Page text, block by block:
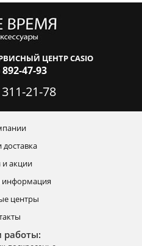
ЦЕНТР CASIO
47-93
21-78
и акции
информация
центры